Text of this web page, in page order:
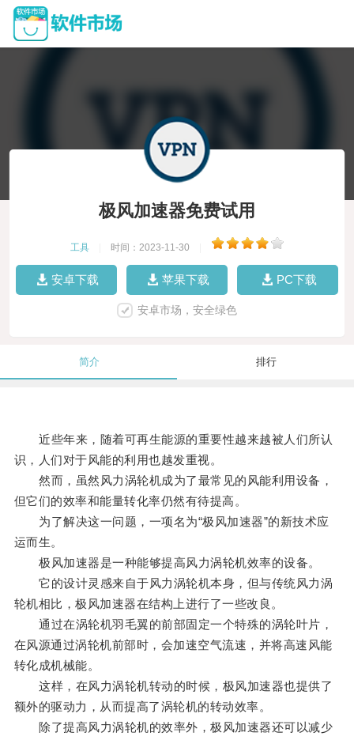
极风加速器免费试用
工具 时间：2023-11-30
安卓下载 苹果下载 PC下载
安卓市场，安全绿色
简介 排行
近些年来，随着可再生能源的重要性越来越被人们所认
识，人们对于风能的利用也越发重视。
然而，虽然风力涡轮机成为了最常见的风能利用设备，
但它们的效率和能量转化率仍然有待提高。
为了解决这一问题，一项名为“极风加速器”的新技术应
运而生。
极风加速器是一种能够提高风力涡轮机效率的设备。
它的设计灵感来自于风力涡轮机本身，但与传统风力涡
轮机相比，极风加速器在结构上进行了一些改良。
通过在涡轮机羽毛翼的前部固定一个特殊的涡轮叶片，
在风源通过涡轮机前部时，会加速空气流速，并将高速风能
转化成机械能。
这样，在风力涡轮机转动的时候，极风加速器也提供了
额外的驱动力，从而提高了涡轮机的转动效率。
除了提高风力涡轮机的效率外，极风加速器还可以减少